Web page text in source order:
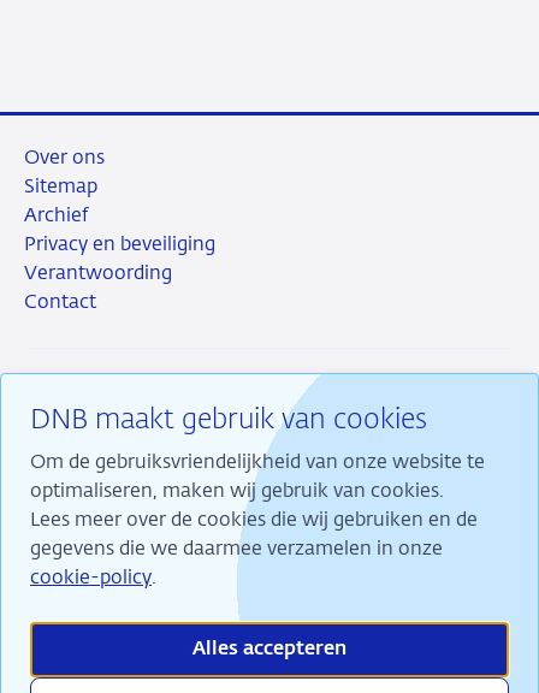
DNB maakt gebruik van cookies
Om de gebruiksvriendelijkheid van onze website te
optimaliseren, maken wij gebruik van cookies.
Lees meer over de cookies die wij gebruiken en de
gegevens die we daarmee verzamelen in onze
cookie-policy.
Alles accepteren
Over ons
Sitemap
Archief
Privacy en beveiliging
Verantwoording
Contact
RSS InstagramLinkedin
X
Wij maken ons sterk voor financiële stabiliteit en
dragen daarmee bij aan duurzame welvaart in